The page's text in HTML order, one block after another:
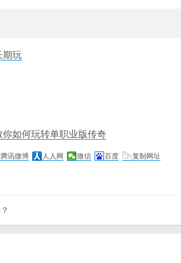
期玩
如何玩转单职业版传奇
腾讯微博 人人网 微信 百度 复制网址